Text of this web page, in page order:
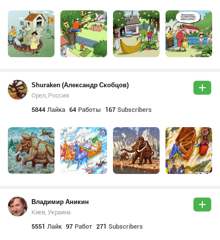
Shuraken (Александр Скобцов)
Орел, Россия
5844 Лайка 64 Работы 167 Subscribers
Владимир Аникин
Киев, Украина
5551 Лайк 97 Работ 271 Subscribers